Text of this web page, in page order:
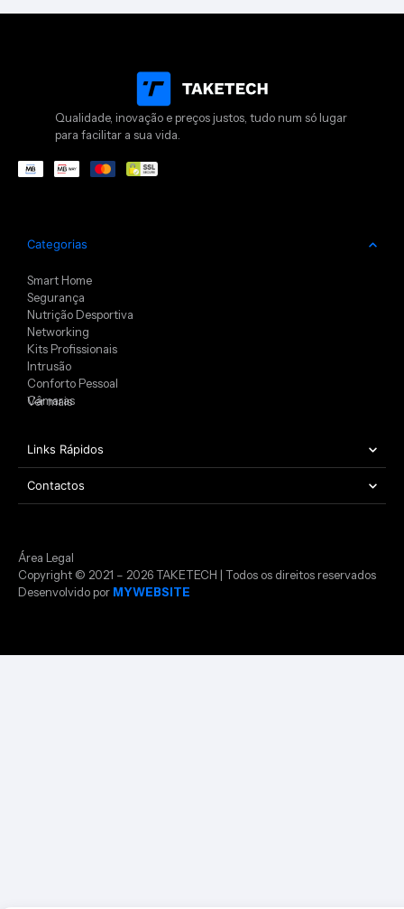
Qualidade, inovação e preços justos, tudo num só lugar
para facilitar a sua vida.
Categorias
Smart Home
Segurança
Nutrição Desportiva
Networking
Kits Profissionais
Intrusão
Conforto Pessoal
Câmaras
Ver mais
Links Rápidos
Contactos
Copyright © 2021 – 2026 TAKETECH | Todos os direitos reservados
Desenvolvido por MYWEBSITE
Área Legal